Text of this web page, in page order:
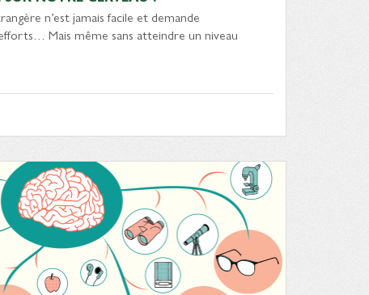
n’est jamais facile et demande
Mais même sans atteindre un niveau